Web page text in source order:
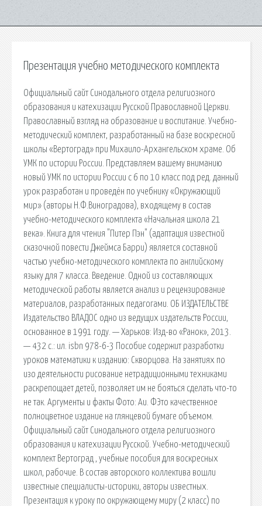
Презентация учебно методического комплекта
Официальный сайт Синодального отдела религиозного
образования и катехизации Русской Православной Церкви.
Православный взгляд на образование и воспитание. Учебно-
методический комплект, разработанный на базе воскресной
школы «Вертоград» при Михаило-Архангельском храме. Об
УМК по истории России. Представляем вашему вниманию
новый УМК по истории России с 6 по 10 класс под ред. данный
урок разработан и проведён по учебнику «Окружающий
мир» (авторы Н.Ф.Виноградова), входящему в состав
учебно-методического комплекта «Начальная школа 21
века». Книга для чтения "Питер Пэн" (адаптация известной
сказочной повести Джеймса Барри) является составной
частью учебно-методического комплекта по английскому
языку для 7 класса. Введение. Одной из составляющих
методической работы является анализ и рецензирование
материалов, разработанных педагогами. ОБ ИЗДАТЕЛЬСТВЕ
Издательство ВЛАДОС одно из ведущих издательств России,
основанное в 1991 году. — Харьков: Изд-во «Ранок», 2013.
— 432 с.: ил. isbn 978-6-3 Пособие содержит разработки
уроков математики к изданию: Скворцова. На занятиях по
изо деятельности рисование нетрадиционными техниками
раскрепощает детей, позволяет им не бояться сделать что-то
не так. Аргументы и факты Фото: Аи. ФЭто качественное
полноцветное издание на глянцевой бумаге объемом.
Официальный сайт Синодального отдела религиозного
образования и катехизации Русской. Учебно-методический
комплект Вертоград , учебные пособия для воскресных
школ, рабочие. В состав авторского коллектива вошли
известные специалисты-историки, авторы известных.
Презентация к уроку по окружающему миру (2 класс) по